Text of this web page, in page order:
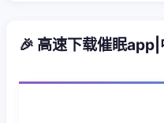
🎉 高速下载催眠app|